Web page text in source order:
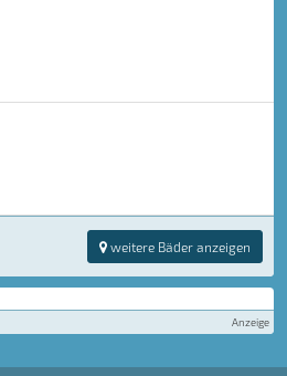
weitere Bäder anzeigen
Anzeige